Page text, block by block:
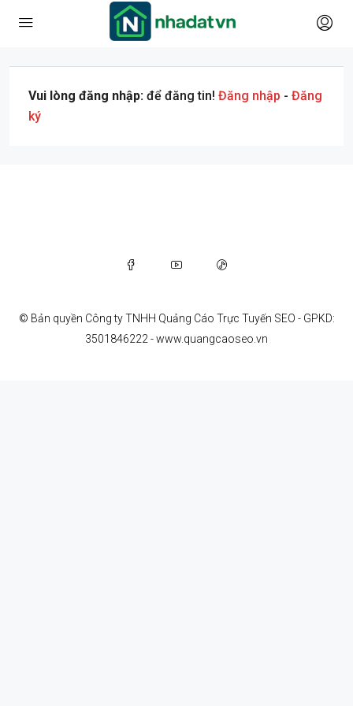
Vui lòng đăng nhập: để đăng tin! Đăng nhập - Đăng
ký
© Bản quyền Công ty TNHH Quảng Cáo Trực Tuyến SEO - GPKD:
3501846222 - www.quangcaoseo.vn